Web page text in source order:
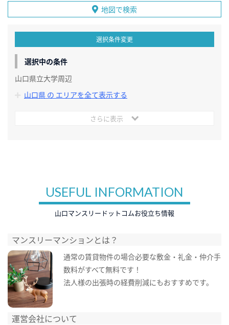
地図で検索
選択条件変更
選択中の条件
山口県立大学周辺
山口県 の エリアを全て表示する
さらに表示
USEFUL INFORMATION
山口マンスリードットコムお役立ち情報
マンスリーマンションとは？
通常の賃貸物件の場合必要な敷金・礼金・仲介手
数料がすべて無料です！
法人様の出張時の経費削減にもおすすめです。
運営会社について